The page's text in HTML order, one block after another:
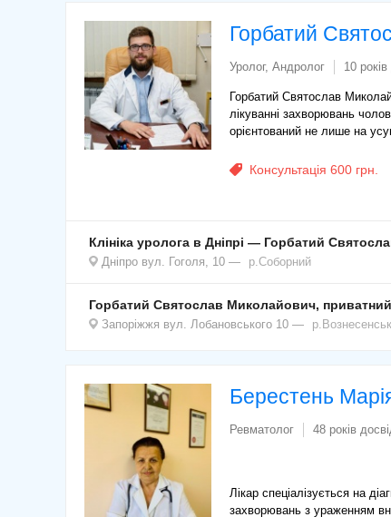
Горбатий
Уролог, Андролог 10
Горбатий Святослав
лікуванні захворювань
орієнтований не лише на
Консультація 600 грн.
Клініка уролога в Дніпрі — Горбатий
Дніпро вул. Гоголя, 10 р.Соборний
Горбатий Святослав Миколайович, приватний
Запоріжжя вул. Лобановського 10
Берестень
Ревматолог 48 років
Лікар спеціалізується на
захворювань з ураженням